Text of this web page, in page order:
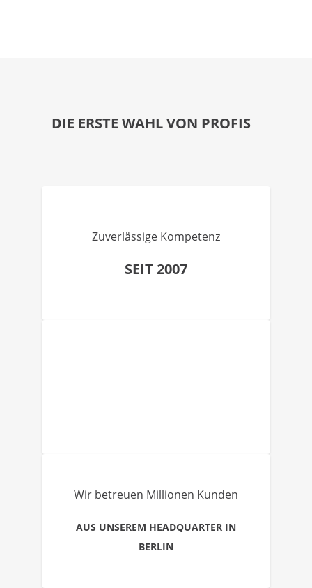
DIE ERSTE WAHL VON PROFIS
Zuverlässige Kompetenz
SEIT 2007
Wir betreuen Millionen Kunden
AUS UNSEREM HEADQUARTER IN
BERLIN